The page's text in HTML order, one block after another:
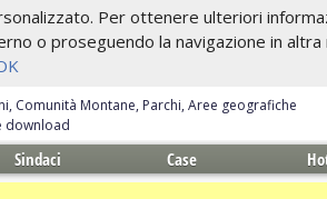
Per ottenere ulteriori
o proseguendo la navigazione in
Comunità Montane, Parchi, Aree geografiche
download
Sindaci Case